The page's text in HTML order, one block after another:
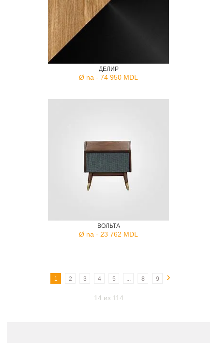
ДЕЛИР
Ø na - 74 950 MDL
ВОЛЬТА
Ø na - 23 762 MDL
1 2 3 4 5 ... 8 9 ›
14 из 114